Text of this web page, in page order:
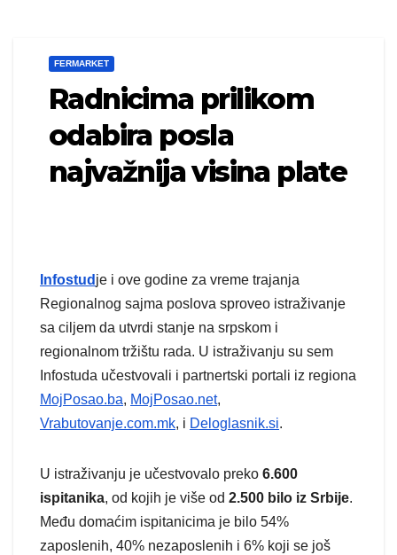
FERMARKET
Radnicima prilikom
odabira posla
najvažnija visina plate
Infostud je i ove godine za vreme trajanja
Regionalnog sajma poslova sproveo istraživanje
sa ciljem da utvrdi stanje na srpskom i
regionalnom tržištu rada. U istraživanju su sem
Infostuda učestvovali i partnertski portali iz regiona
MojPosao.ba, MojPosao.net,
Vrabutovanje.com.mk, i Deloglasnik.si.
U istraživanju je učestvovalo preko 6.600
ispitanika, od kojih je više od 2.500 bilo iz Srbije.
Među domaćim ispitanicima je bilo 54%
zaposlenih, 40% nezaposlenih i 6% koji se još